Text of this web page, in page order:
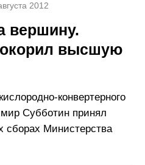
2012
вершину.
высшую
конвертерного
Субботин принял
сборах Министерства